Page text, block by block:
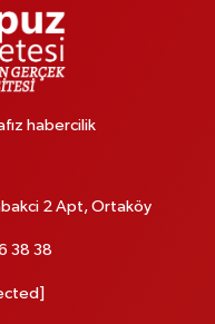
habercilik
2 Apt, Ortaköy
38 38